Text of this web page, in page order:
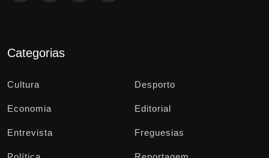
Categorias
Cultura Desporto
Economia Editorial
Entrevista Freguesias